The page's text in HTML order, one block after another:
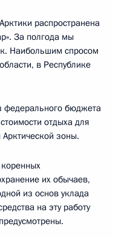
распространена
За полгода мы
Наибольшим спросом
в Республике
федерального бюджета
отдыха для
зоны.
их обычаев,
из основ уклада
на эту работу